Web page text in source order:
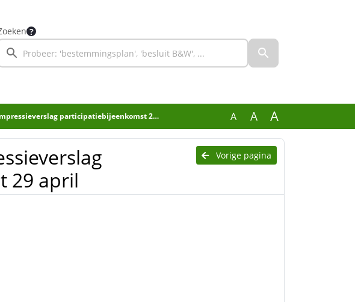
participatiebijeenkomst 29 april A A A
Vorige pagina
29 april